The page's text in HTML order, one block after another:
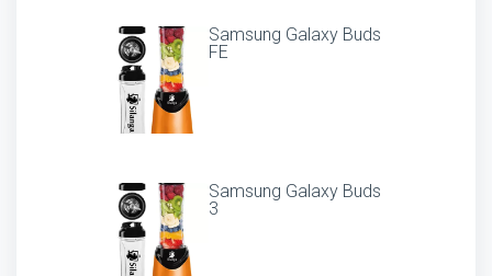
Samsung Galaxy Buds
FE
Samsung Galaxy Buds
3